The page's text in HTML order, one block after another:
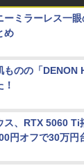
ーミラーレス一
め
ものの「DENON
！
ス、RTX 5060 Ti
円オフで30万円